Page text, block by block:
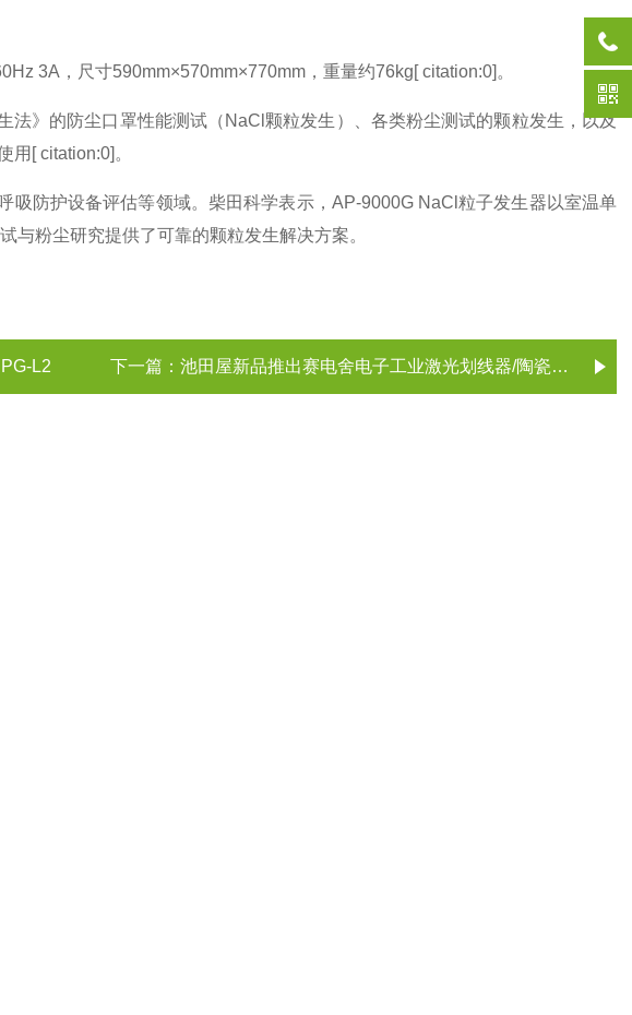
3A，尺寸590mm×570mm×770mm，重量约76kg[ citation:0]。
法》的防尘口罩性能测试（NaCl颗粒发生）、各类粉尘测试的颗粒发生，以及
用[ citation:0]。
吸防护设备评估等领域。柴田科学表示，AP-9000G NaCl粒子发生器以室温单
与粉尘研究提供了可靠的颗粒发生解决方案。
L2 下一篇： 池田屋新品推出赛电舍电子工业激光划线器/陶瓷划线器 LS-C150